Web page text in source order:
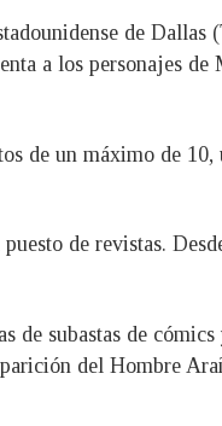
de Dallas
a los personajes
de un máximo de 10,
de revistas.
de subastas de
del Hombre